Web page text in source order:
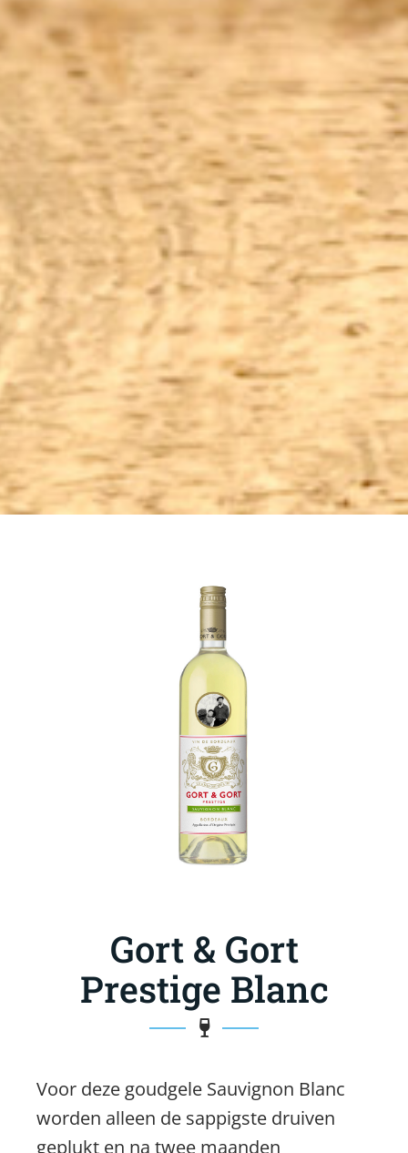
Gort & Gort
Prestige Blanc
Voor deze goudgele Sauvignon Blanc
worden alleen de sappigste druiven
geplukt en na twee maanden